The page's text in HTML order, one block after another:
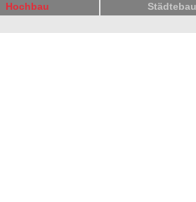
Hochbau Städtebau